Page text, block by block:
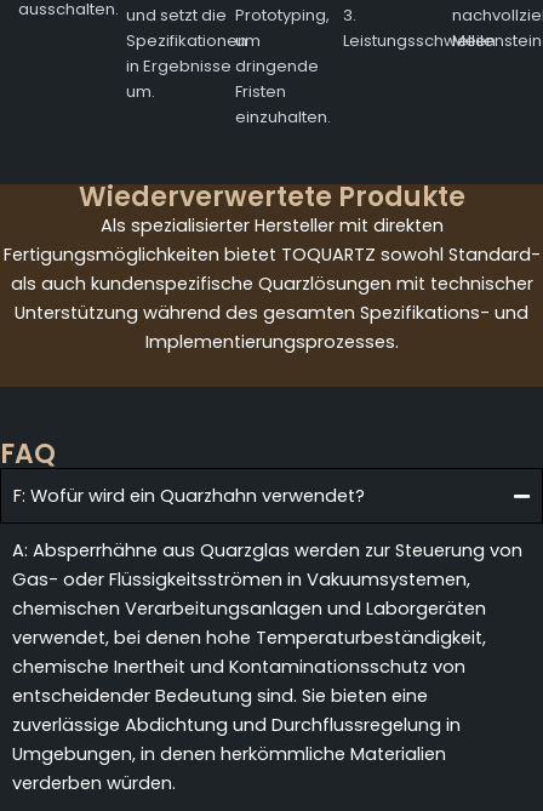
ausschalten. und setzt die
Spezifikationen
in Ergebnisse
um.
Prototyping,
um
dringende
Fristen
einzuhalten.
3.
Leistungsschwellen
Wiederverwertete Produkte
Als spezialisierter Hersteller mit direkten
Fertigungsmöglichkeiten bietet TOQUARTZ sowohl Standard-
als auch kundenspezifische Quarzlösungen mit technischer
Unterstützung während des gesamten Spezifikations- und
Implementierungsprozesses.
FAQ
F: Wofür wird ein Quarzhahn verwendet?
A: Absperrhähne aus Quarzglas werden zur Steuerung von
Gas- oder Flüssigkeitsströmen in Vakuumsystemen,
chemischen Verarbeitungsanlagen und Laborgeräten
verwendet, bei denen hohe Temperaturbeständigkeit,
chemische Inertheit und Kontaminationsschutz von
entscheidender Bedeutung sind. Sie bieten eine
zuverlässige Abdichtung und Durchflussregelung in
Umgebungen, in denen herkömmliche Materialien
verderben würden.